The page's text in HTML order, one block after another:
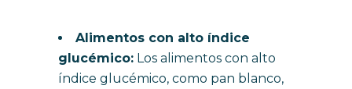
Alimentos con alto índice
glucémico: Los alimentos con alto
índice glucémico, como pan blanco,